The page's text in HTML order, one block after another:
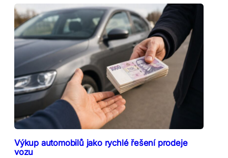
Výkup automobilů jako rychlé řešení prodeje
vozu